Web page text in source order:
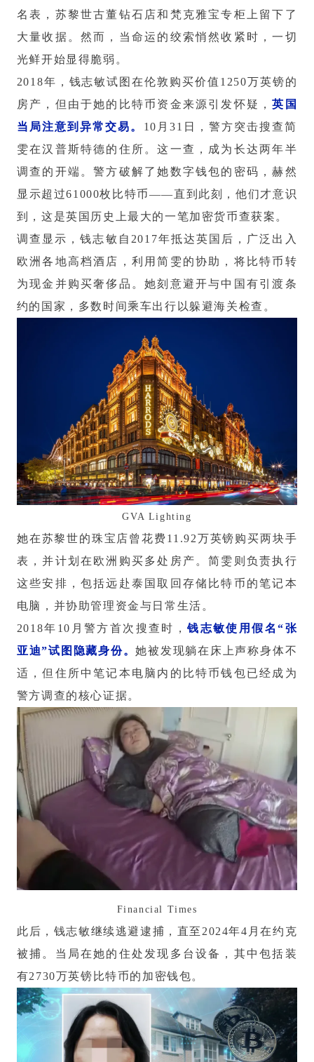
名表，苏黎世古董钻石店和梵克雅宝专柜上留下了
大量收据。然而，当命运的绞索悄然收紧时，一切
光鲜开始显得脆弱。
2018年，钱志敏试图在伦敦购买价值1250万英镑的
房产，但由于她的比特币资金来源引发怀疑，英国
当局注意到异常交易。 10月31日，警方突击搜查简
雯在汉普斯特德的住所。这一查，成为长达两年半
调查的开端。警方破解了她数字钱包的密码，赫然
显示超过61000枚比特币——直到此刻，他们才意识
到，这是英国历史上最大的一笔加密货币查获案。
调查显示，钱志敏自2017年抵达英国后，广泛出入
欧洲各地高档酒店，利用简雯的协助，将比特币转
为现金并购买奢侈品。她刻意避开与中国有引渡条
约的国家，多数时间乘车出行以躲避海关检查。
GVA Lighting
她在苏黎世的珠宝店曾花费11.92万英镑购买两块手
表，并计划在欧洲购买多处房产。简雯则负责执行
这些安排，包括远赴泰国取回存储比特币的笔记本
电脑，并协助管理资金与日常生活。
2018年10月警方首次搜查时，钱志敏使用假名“张
亚迪”试图隐藏身份。她被发现躺在床上声称身体不
适，但住所中笔记本电脑内的比特币钱包已经成为
警方调查的核心证据。
Financial Times
此后，钱志敏继续逃避逮捕，直至2024年4月在约克
被捕。当局在她的住处发现多台设备，其中包括装
有2730万英镑比特币的加密钱包。